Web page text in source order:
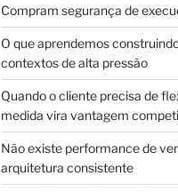
Compram segurança de
O que aprendemos
contextos de alta pressão
Quando o cliente precisa de
medida vira vantagem
Não existe performance de
arquitetura consistente